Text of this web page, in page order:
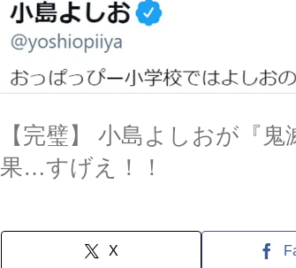
【完璧】 小島よしおが『
果…すげえ！！
X